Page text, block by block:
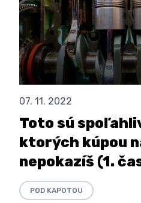
07. 11. 2022
Toto sú
ktorých kúpou
nepokazíš (1.
POD KAPOTOU